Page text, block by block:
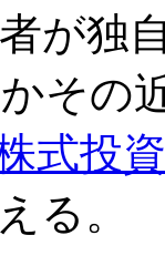
が独
その
式投
る。